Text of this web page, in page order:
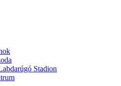
Stadion